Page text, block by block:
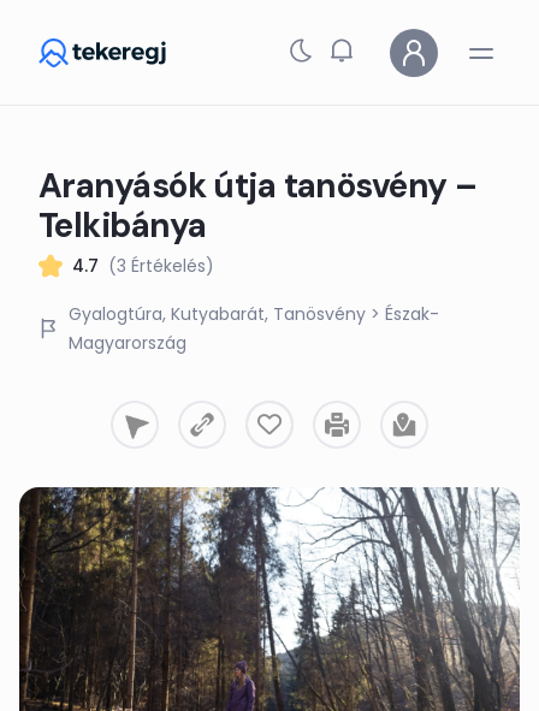
Aranyásók útja tanösvény –
Telkibánya
4.7 (3 Értékelés)
Gyalogtúra Kutyabarát Tanösvény> Észak-
Magyarország